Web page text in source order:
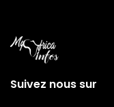
Suivez nous sur